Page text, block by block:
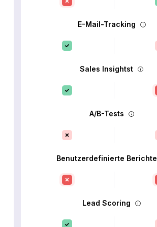
E-Mail-Tracking
Sales Insightst
A/B-Tests
Benutzerdefinierte Berichte
Lead Scoring